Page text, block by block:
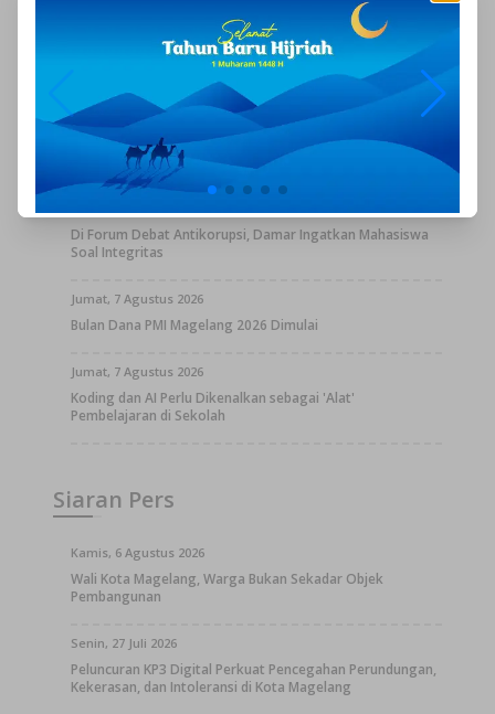
Posyandu Kota Magelang Jadi Mata, Telinga, dan Hati
Jumat, 7 Agustus 2026
Damar Prasetyono, Kepedulian Lingkungan Berawal dari
Hati dan Nilai Keagamaan
Di Forum Debat Antikorupsi, Damar Ingatkan Mahasiswa
Soal Integritas
Jumat, 7 Agustus 2026
Bulan Dana PMI Magelang 2026 Dimulai
Jumat, 7 Agustus 2026
Koding dan AI Perlu Dikenalkan sebagai 'Alat'
Pembelajaran di Sekolah
Siaran Pers
Kamis, 6 Agustus 2026
Wali Kota Magelang, Warga Bukan Sekadar Objek
Pembangunan
Senin, 27 Juli 2026
Peluncuran KP3 Digital Perkuat Pencegahan Perundungan,
Kekerasan, dan Intoleransi di Kota Magelang